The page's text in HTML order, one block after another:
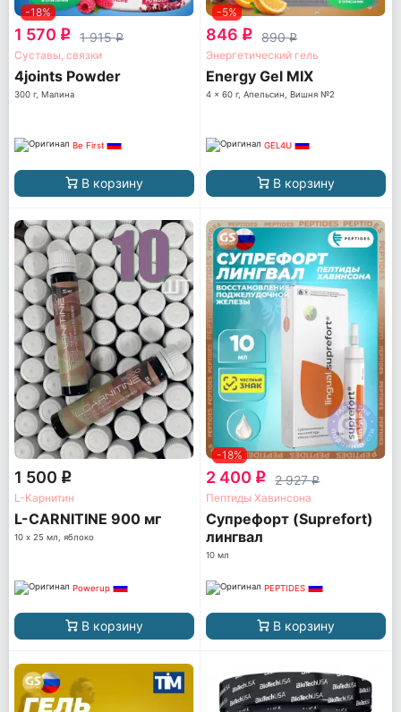
-18%
1 570 q 1 915q
Суставы, связки
4joints Powder
300 г, Малина
Be First
В корзину
-5%
846 q 890q
Энергетический гель
Energy Gel MIX
4 x 60 г, Апельсин, Вишня №2
GEL4U
В корзину
1 500 q
L-Карнитин
L-CARNITINE 900 мг
10 х 25 мл, яблоко
Powerup
В корзину
-18%
2 400 q 2 927q
Пептиды Хавинсона
Супрефорт (Suprefort)
лингвал
10 мл
PEPTIDES
В корзину